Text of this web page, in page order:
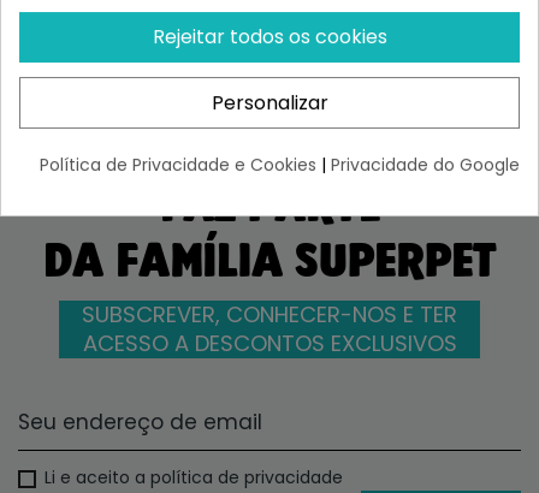
16,19 € 28,46 €
FAZ PARTE
DA FAMÍLIA SUPERPET
SUBSCREVER, CONHECER-NOS E TER
ACESSO A DESCONTOS EXCLUSIVOS
Li e aceito a política de privacidade
Rejeitar todos os cookies
Personalizar
Política de Privacidade e Cookies | Privacidade do Google